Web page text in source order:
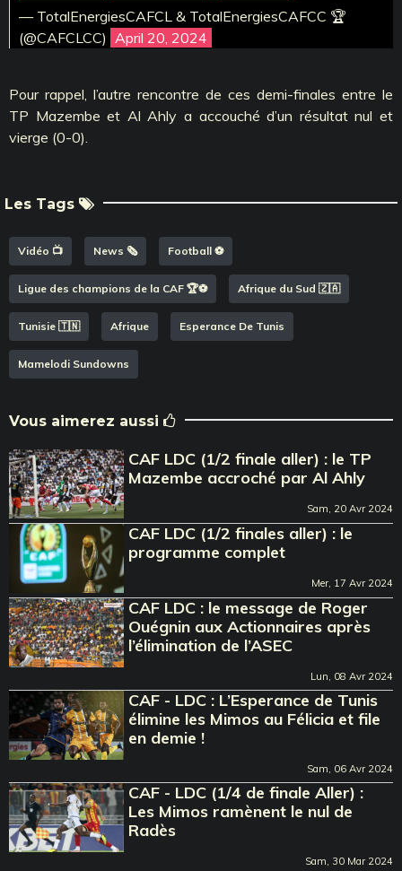
— TotalEnergiesCAFCL & TotalEnergiesCAFCC 🏆
(@CAFCLCC) April 20, 2024
Pour rappel, l’autre rencontre de ces demi-finales entre le
TP Mazembe et Al Ahly a accouché d’un résultat nul et
vierge (0-0).
Les Tags
Vidéo 📺 News 🗞️ Football ⚽️
Ligue des champions de la CAF 🏆⚽️ Afrique du Sud 🇿🇦
Tunisie 🇹🇳 Afrique Esperance De Tunis
Mamelodi Sundowns
Vous aimerez aussi
CAF LDC (1/2 finale aller) : le TP
Mazembe accroché par Al Ahly
Sam, 20 Avr 2024
CAF LDC (1/2 finales aller) : le
programme complet
Mer, 17 Avr 2024
CAF LDC : le message de Roger
Ouégnin aux Actionnaires après
l’élimination de l’ASEC
Lun, 08 Avr 2024
CAF - LDC : L’Esperance de Tunis
élimine les Mimos au Félicia et file
en demie !
Sam, 06 Avr 2024
CAF - LDC (1/4 de finale Aller) :
Les Mimos ramènent le nul de
Radès
Sam, 30 Mar 2024